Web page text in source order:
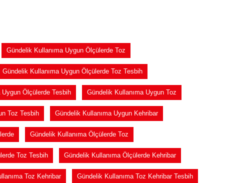
Gündelik Kullanıma Uygun Ölçülerde Toz
Gündelik Kullanıma Uygun Ölçülerde Toz Tesbih
Ölçülerde Tesbih Gündelik Kullanıma Uygun Toz
Toz Tesbih Gündelik Kullanıma Uygun Kehribar
Gündelik Kullanıma Ölçülerde Toz
Toz Tesbih Gündelik Kullanıma Ölçülerde Kehribar
Toz Kehribar Gündelik Kullanıma Toz Kehribar Tesbih